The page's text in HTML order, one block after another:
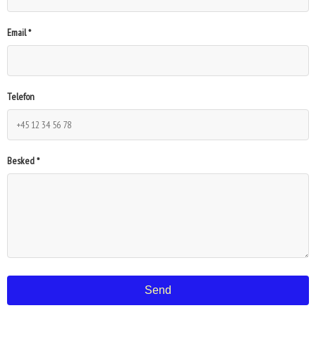
Email *
Telefon
Besked *
Send